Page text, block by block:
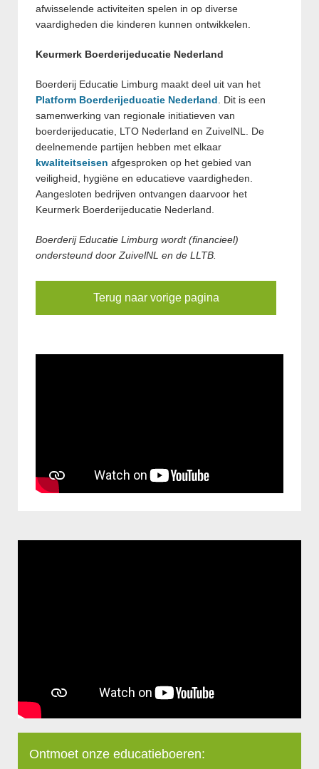
afwisselende activiteiten spelen in op diverse
vaardigheden die kinderen kunnen ontwikkelen.
Keurmerk Boerderijeducatie Nederland
Boerderij Educatie Limburg maakt deel uit van het
Platform Boerderijeducatie Nederland . Dit is een
samenwerking van regionale initiatieven van
boerderijeducatie, LTO Nederland en ZuivelNL. De
deelnemende partijen hebben met elkaar
kwaliteitseisen afgesproken op het gebied van
veiligheid, hygiëne en educatieve vaardigheden.
Aangesloten bedrijven ontvangen daarvoor het
Keurmerk Boerderijeducatie Nederland.
Boerderij Educatie Limburg wordt (financieel)
ondersteund door ZuivelNL en de LLTB.
Terug naar vorige pagina
Ontmoet onze educatieboeren: